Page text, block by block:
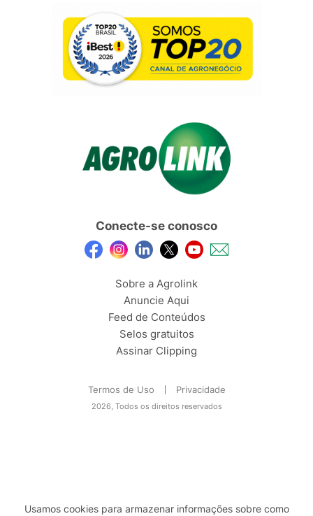
Conecte-se conosco
Sobre a Agrolink
Anuncie Aqui
Feed de Conteúdos
Selos gratuitos
Assinar Clipping
Termos de Uso Privacidade
2026, Todos os direitos reservados
Usamos cookies para armazenar informações sobre como